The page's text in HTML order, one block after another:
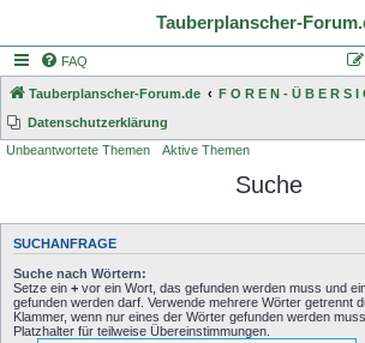
Tauberplanscher-
FAQ
Tauberplanscher-Forum.de F O R E N - Ü B E R S I
Datenschutzerklärung
Unbeantwortete Themen
Aktive Themen
Suche
SUCHANFRAGE
Suche nach Wörtern:
Setze ein + vor ein Wort, das gefunden werden muss und
gefunden werden darf. Verwende mehrere Wörter getrennt
Klammer, wenn nur eines der Wörter gefunden werden
Platzhalter für teilweise Übereinstimmungen.